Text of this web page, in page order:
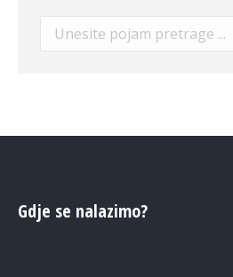
Search:
Gdje se nalazimo?